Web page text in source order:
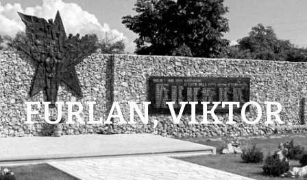
FURLAN, VIKTOR